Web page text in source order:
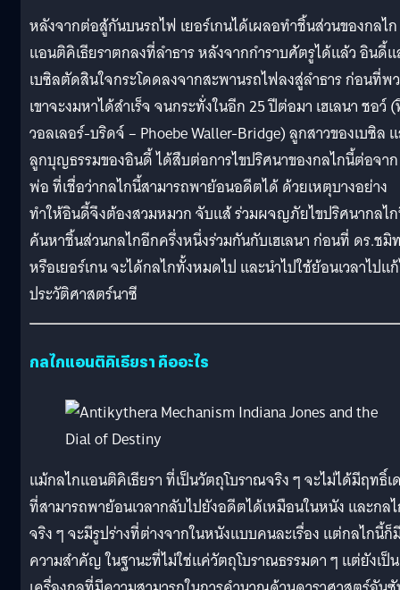
หลังจากต่อสู้กันบนรถไฟ เยอร์เกนได้เผลอทำชิ้นส่วนของกลไก
แอนติคิเธียราตกลงที่ลำธาร หลังจากกำราบศัตรูได้แล้ว อินดี้
เบซิลตัดสินใจกระโดดลงจากสะพานรถไฟลงสู่ลำธาร ก่อนที่พ
เขาจะงมหาได้สำเร็จ จนกระทั่งในอีก 25 ปีต่อมา เฮเลนา ชอว์
วอลเลอร์-บริดจ์ – Phoebe Waller-Bridge) ลูกสาวของเบซิล
ลูกบุญธรรมของอินดี้ ได้สืบต่อการไขปริศนาของกลไกนี้ต่อจาก
พ่อ ที่เชื่อว่ากลไกนี้สามารถพาย้อนอดีตได้ ด้วยเหตุบางอย่าง
ทำให้อินดี้จึงต้องสวมหมวก จับแส้ ร่วมผจญภัยไขปริศนากลไ
ค้นหาชิ้นส่วนกลไกอีกครึ่งหนึ่งร่วมกันกับเฮเลนา ก่อนที่ ดร.ชมิ
หรือเยอร์เกน จะได้กลไกทั้งหมดไป และนำไปใช้ย้อนเวลาไปแ
ประวัติศาสตร์นาซี
กลไกแอนติคิเธียรา คืออะไร
แม้กลไกแอนติคิเธียรา ที่เป็นวัตถุโบราณจริง ๆ จะไม่ได้มีฤทธิ์เ
ที่สามารถพาย้อนเวลากลับไปยังอดีตได้เหมือนในหนัง และกล
จริง ๆ จะมีรูปร่างที่ต่างจากในหนังแบบคนละเรื่อง แต่กลไกนี้ก็
ความสำคัญ ในฐานะที่ไม่ใช่แค่วัตถุโบราณธรรมดา ๆ แต่ยังเป็น